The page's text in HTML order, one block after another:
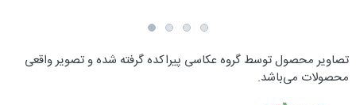
تصاویر محصول توسط گروه عکاسی پیراکده گرفته شده و تصویر واقعی
محصولات می‌باشد.